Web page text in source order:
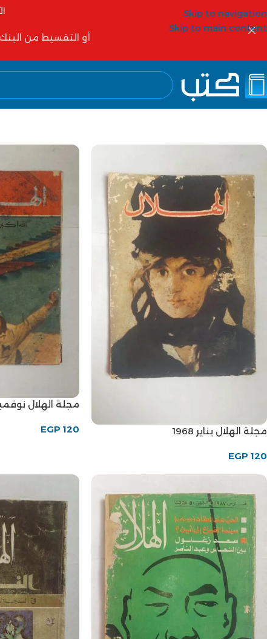
Skip to navigation
Skip to main content
أو التقسيط من البنك الأهلي 6 شهور أو 12 شهر أو شركات التمويل
مجلة الهلال يناير 1968
EGP 120
مجلة الهلال نوفمبر
EGP 120